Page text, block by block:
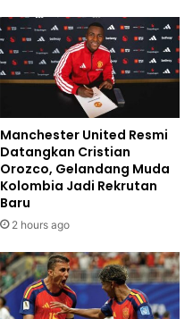
Manchester United Resmi
Datangkan Cristian
Orozco, Gelandang Muda
Kolombia Jadi Rekrutan
Baru
2 hours ago